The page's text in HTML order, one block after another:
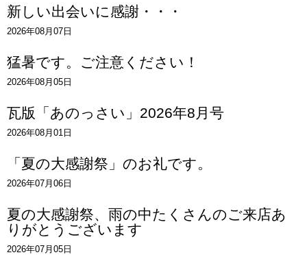
新しい出会いに感謝・・・
2026年08月07日
猛暑です。ご注意ください！
2026年08月05日
瓦版「あのっさい」2026年8月号
2026年08月01日
「夏の大感謝祭」のお礼です。
2026年07月06日
夏の大感謝祭、雨の中たくさんのご来店あ
りがとうございます
2026年07月05日